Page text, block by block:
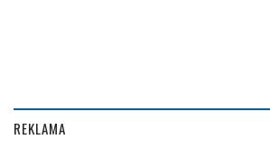
REKLAMA